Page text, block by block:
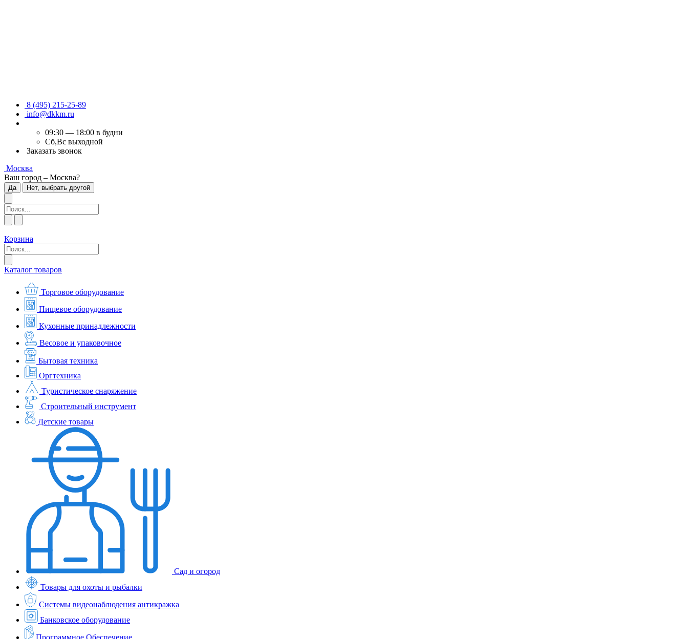
8 (495) 215-25-89
info@dkkm.ru
09:30 — 18:00 в будни
Сб,Вс выходной
Заказать звонок
Москва
Ваш город – Москва?
Да Нет, выбрать другой
Корзина
Каталог товаров
Торговое оборудование
Пищевое оборудование
Кухонные принадлежности
Весовое и упаковочное
Бытовая техника
Оргтехника
Туристическое снаряжение
Строительный инструмент
Детские товары
Сад и огород
Товары для охоты и рыбалки
Системы видеонаблюдения антикражка
Банковское оборудование
Программное Обеспечение